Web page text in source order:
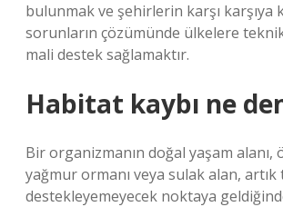
bulunmak ve şehirlerin karşı karşıya
sorunların çözümünde ülkelere
mali destek sağlamaktır.
Habitat kaybı ne
Bir organizmanın doğal yaşam
yağmur ormanı veya sulak alan, artık
destekleyemeyecek noktaya